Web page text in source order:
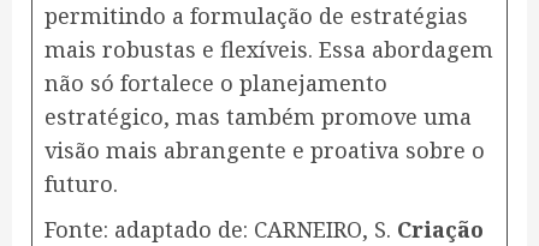
permitindo a formulação de estratégias
mais robustas e flexíveis. Essa abordagem
não só fortalece o planejamento
estratégico, mas também promove uma
visão mais abrangente e proativa sobre o
futuro.
Fonte: adaptado de: CARNEIRO, S. Criação